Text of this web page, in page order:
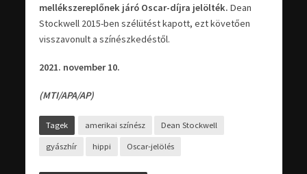
mellékszereplőnek járó Oscar-díjra jelölték. Dean
Stockwell 2015-ben szélütést kapott, ezt követően
visszavonult a színészkedéstől.
2021. november 10.
(MTI/APA/AP)
Tagek amerikai színész Dean Stockwell
gyászhír hippi Oscar-jelölés